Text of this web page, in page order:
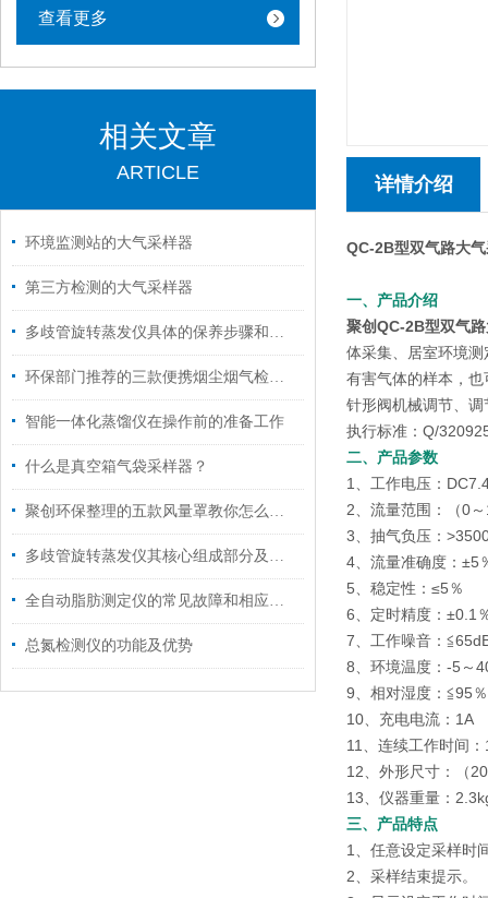
查看更多
相关文章
ARTICLE
环境监测站的大气采样器
第三方检测的大气采样器
多歧管旋转蒸发仪具体的保养步骤和注意事项
环保部门推荐的三款便携烟尘烟气检测仪
智能一体化蒸馏仪在操作前的准备工作
什么是真空箱气袋采样器？
聚创环保整理的五款风量罩教你怎么安装和操作
多歧管旋转蒸发仪其核心组成部分及功能如下
全自动脂肪测定仪的常见故障和相应的解决策略
总氮检测仪的功能及优势
详情介绍
QC-2B型双气路大
一、产品介绍
聚创QC-2B型双气
体采集、居室环境
有害气体的样本，
针形阀机械调节、
执行标准：Q/
二、产品参数
1、工作电压：
2、流量范围：（0
3、抽气负压：
4、流量准确度：±5
5、稳定性：≤5％
6、定时精度：±0.1
7、工作噪音：
8、环境温度：-5～
9、相对湿度：≦95％
10、充电电流：1A
11、连续工作时间
12、外形尺寸：（
13、仪器重量：
三、产品特点
1、任意设定采样时
2、采样结束提示。